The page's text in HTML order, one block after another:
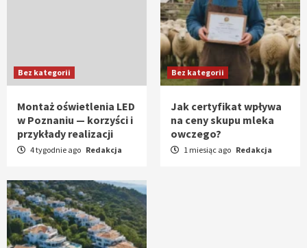
Bez kategorii
Montaż oświetlenia LED
w Poznaniu — korzyści i
przykłady realizacji
4 tygodnie ago Redakcja
Bez kategorii
Jak certyfikat wpływa
na ceny skupu mleka
owczego?
1 miesiąc ago Redakcja